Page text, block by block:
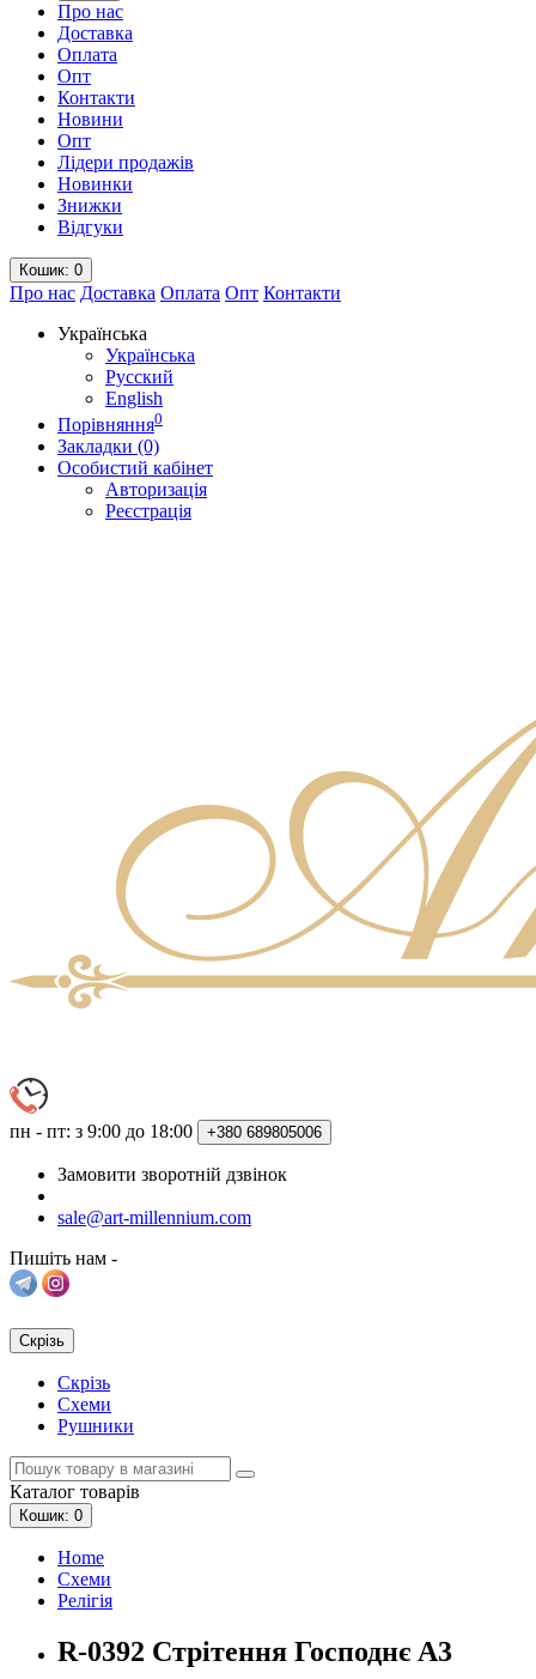
Про нас
Доставка
Оплата
Опт
Контакти
Новини
Опт
Лідери продажів
Новинки
Знижки
Відгуки
Кошик: 0
Про нас Доставка Оплата Опт Контакти
Українська
Українська
Русский
English
Порівняння0
Закладки (0)
Особистий кабінет
Авторизація
Реєстрація
пн - пт: з 9:00 до 18:00 +380 689805006
Замовити зворотній дзвінок
sale@art-millennium.com
Пишіть нам -
Скрізь
Скрізь
Схеми
Рушники
Каталог товарів
Кошик: 0
Home
Схеми
Релігія
R-0392 Стрітення Господнє А3